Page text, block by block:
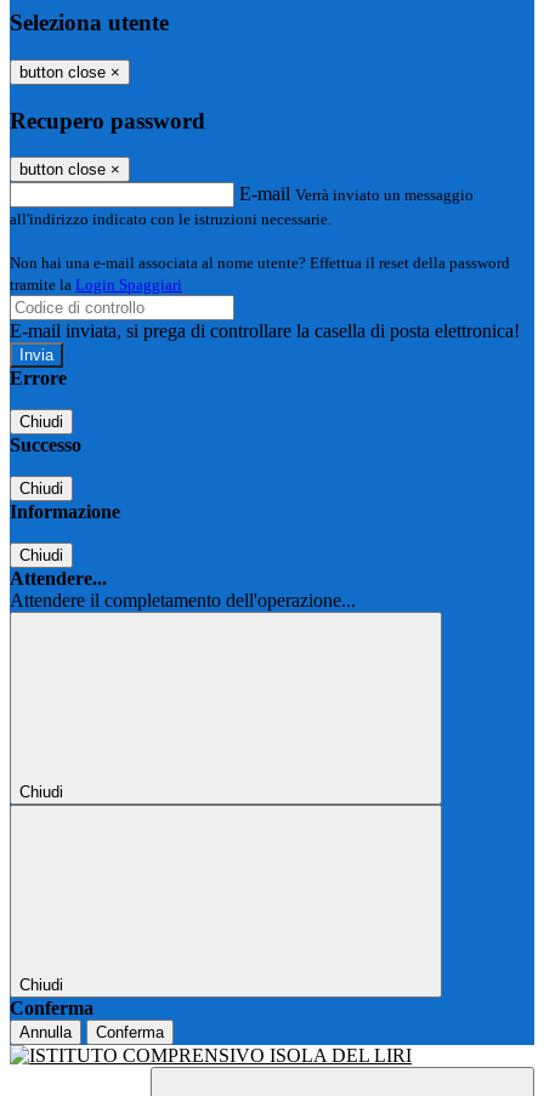
Seleziona utente
button close ×
Recupero password
button close ×
E-mail Verrà inviato un messaggio
all'indirizzo indicato con le istruzioni necessarie.
Non hai una e-mail associata al nome utente? Effettua il reset della password
tramite la Login Spaggiari
E-mail inviata, si prega di controllare la casella di posta elettronica!
Errore
Chiudi
Successo
Chiudi
Informazione
Chiudi
Attendere...
Attendere il completamento dell'operazione...
Chiudi
Chiudi
Conferma
Annulla Conferma